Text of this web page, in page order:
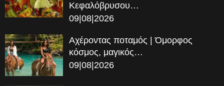
Κεφαλόβρυσου…
09|08|2026
Αχέροντας ποταμός | Όμορφος
κόσμος, μαγικός…
09|08|2026